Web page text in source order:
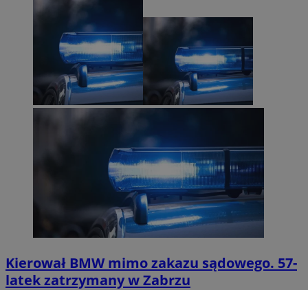
Kierował BMW mimo zakazu sądowego. 57-
latek zatrzymany w Zabrzu